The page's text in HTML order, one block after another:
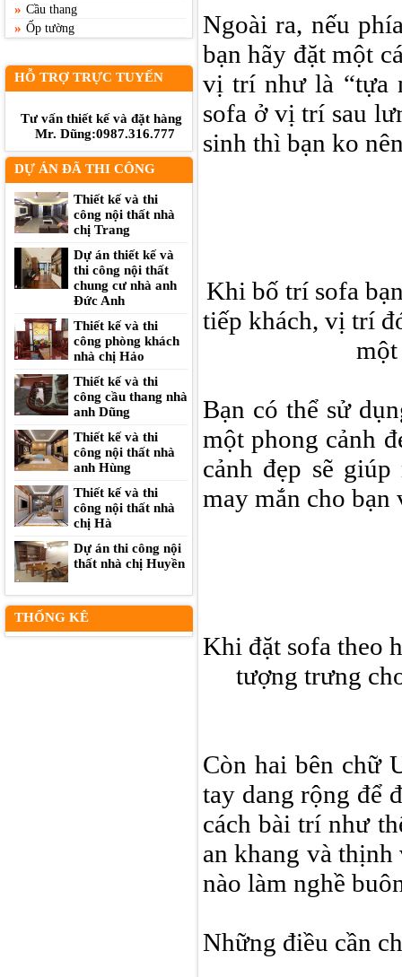
» Cầu thang
» Ốp tường
HỖ TRỢ TRỰC TUYẾN
Tư vấn thiết kế và đặt hàng
Mr. Dũng:0987.316.777
DỰ ÁN ĐÃ THI CÔNG
Thiết kế và thi
công nội thất nhà
chị Trang
Dự án thiết kế và
thi công nội thất
chung cư nhà anh
Đức Anh
Thiết kế và thi
công phòng khách
nhà chị Hảo
Thiết kế và thi
công cầu thang nhà
anh Dũng
Thiết kế và thi
công nội thất nhà
anh Hùng
Thiết kế và thi
công nội thất nhà
chị Hà
Dự án thi công nội
thất nhà chị Huyền
THỐNG KÊ
Ngoài ra, nếu
bạn hãy đặt một
vị trí như là “tựa
sofa ở vị trí sau
sinh thì bạn ko
Khi bố trí sofa
tiếp khách, vị trí
một
Bạn có thể sử
một phong cảnh
cảnh đẹp sẽ
may mắn cho bạn
Khi đặt sofa theo
tượng trưng
Còn hai bên chữ
tay dang rộng để
cách bài trí như
an khang và
nào làm nghề
Những điều cần